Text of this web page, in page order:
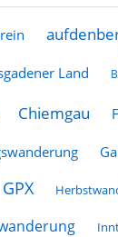
Land
Chiemgau
GPX